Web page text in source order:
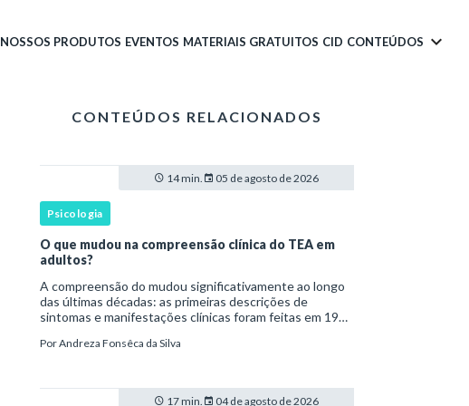
NOSSOS PRODUTOS EVENTOS MATERIAIS GRATUITOS CID CONTEÚDOS
CONTEÚDOS RELACIONADOS
14 min. 05 de agosto de 2026
Psicologia
O que mudou na compreensão clínica do TEA em
adultos?
A compreensão do mudou significativamente ao longo
das últimas décadas: as primeiras descrições de
sintomas e manifestações clínicas foram feitas em 1943
da observação de crianças com dificuldad
PorAndreza Fonsêca da Silva
17 min. 04 de agosto de 2026